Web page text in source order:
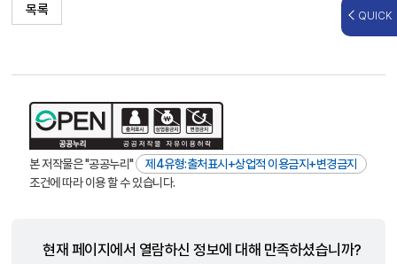
목록
본 저작물은 "공공누리"
제4유형:출처표시+상업적 이용금지+변경금지
조건에 따라 이용 할 수 있습니다.
현재 페이지에서 열람하신 정보에 대해 만족하셨습니까?
QUICK